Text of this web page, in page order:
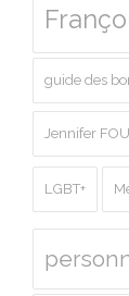
guide des
Jennifer
LGBT+